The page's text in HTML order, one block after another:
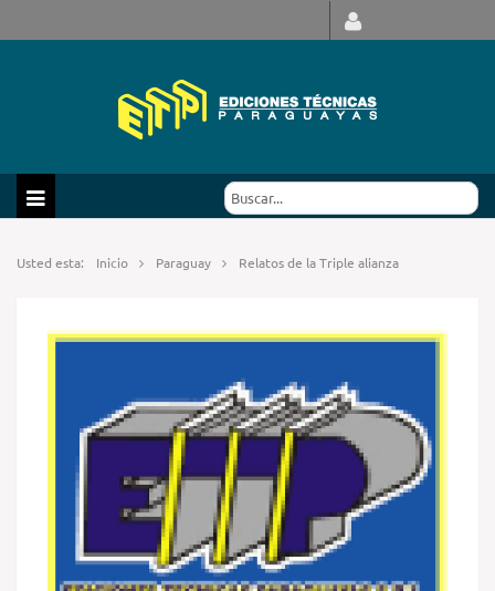
Usted esta: Inicio Paraguay Relatos de la Triple alianza